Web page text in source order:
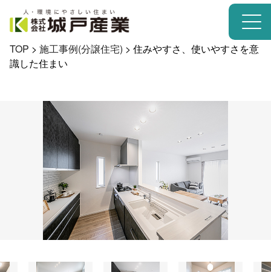
TOP > 施工事例(分譲住宅) > 住みやすさ、使いやすさを意
識した住まい